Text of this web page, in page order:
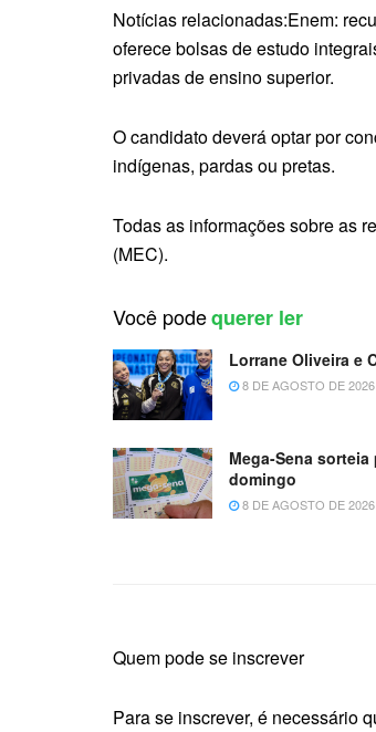
Notícias relacionadas:Enem:
oferece bolsas de estudo
privadas de ensino superior.
O candidato deverá optar por
indígenas, pardas ou pretas.
Todas as informações sobre as
(MEC).
Você podequerer ler
Lorrane Oliveira e
8 DE AGOSTO DE 2026
Mega-Sena
domingo
8 DE AGOSTO DE 2026
Quem pode se inscrever
Para se inscrever, é necessário